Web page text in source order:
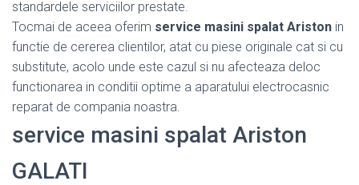
standardele serviciilor prestate.
Tocmai de aceea oferim service masini spalat Ariston in
functie de cererea clientilor, atat cu piese originale cat si cu
substitute, acolo unde este cazul si nu afecteaza deloc
functionarea in conditii optime a aparatului electrocasnic
reparat de compania noastra.
service masini spalat Ariston
GALATI